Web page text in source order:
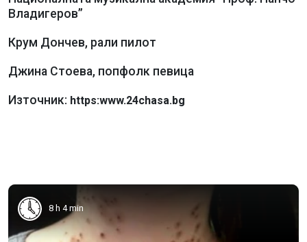
Владигеров”
Крум Дончев, рали пилот
Джина Стоева, попфолк певица
Източник: https:www.24chasa.bg
8 h 4 min